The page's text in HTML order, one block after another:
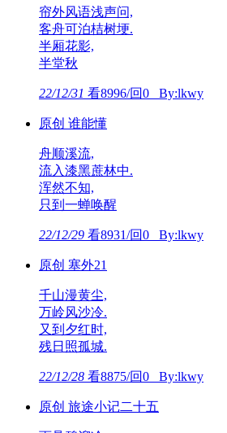
帘外风语浅声问,
客舟可泊桔树埂.
半厢花影,
半堂秋
22/12/31 看8996/回0 By:lkwy
原创 谁能懂
舟顺溪流,
流入漆黑蔗林中.
浑然不知,
只到一蝉唤醒
22/12/29 看8931/回0 By:lkwy
原创 塞外21
千山漫黄尘,
万岭风沙冷.
又到夕红时,
残日照孤城.
22/12/28 看8875/回0 By:lkwy
原创 旅途小记二十五